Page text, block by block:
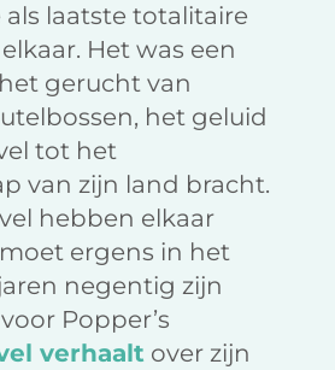
laatste totalitaire
Het was een
gerucht van
het geluid
tot het
van zijn land bracht.
hebben elkaar
ergens in het
negentig zijn
Popper’s
verhaalt over zijn